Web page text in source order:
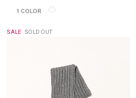
1 COLOR
SALE SOLD OUT